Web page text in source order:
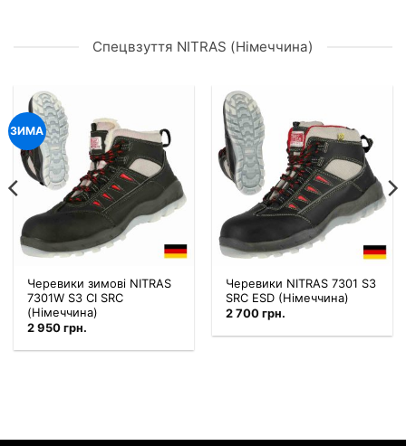
Спецвзуття NITRAS (Німеччина)
ЗИМА
Черевики зимові NITRAS
7301W S3 CI SRC
(Німеччина)
2 950грн.
Черевики NITRAS 7301 S3
SRC ESD (Німеччина)
2 700грн.